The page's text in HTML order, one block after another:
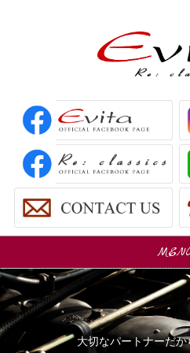
販売車
パーツ販売
大切なパートナーだ